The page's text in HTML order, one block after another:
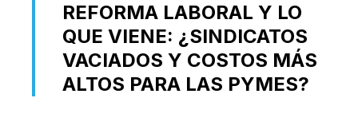
REFORMA LABORAL Y LO
QUE VIENE: ¿SINDICATOS
VACIADOS Y COSTOS MÁS
ALTOS PARA LAS PYMES?